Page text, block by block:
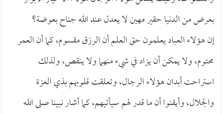
بعرض من الدنيا حقير مهين لا يعدل عند الله جناح بعوضة؟
إن هؤلاء العباد يعلمون حق العلم أن الرزق مقسوم، كما أن العمر
محتوم، ولا يمكن أن يزاد في شيء منهما ولا ينقص، ولذلك
استراحت أبدان هؤلاء الرجال، وتعلقت قلوبهم بذي العزة
والجلال، وأيقنوا أن ما قدر لهم سيأتيهم، كما أشار نبينا صلى الله